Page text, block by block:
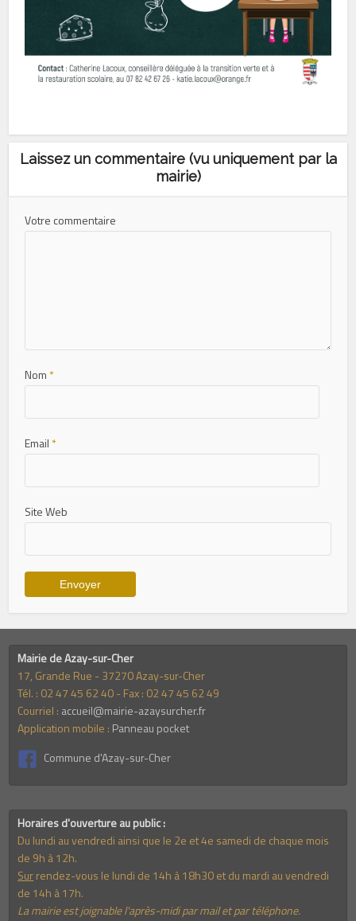
Laissez un commentaire (vu uniquement par la
mairie)
Votre commentaire
Nom *
Email *
Site Web
Mairie de Azay-sur-Cher
17, Grande Rue - 37270 Azay-sur-Cher
Tél. : 02 47 45 62 40 - Fax : 02 47 45 62 49
Courriel : accueil@mairie-azaysurcher.fr
Application mobile : Panneau pocket
Commune d'Azay-sur-Cher
Horaires d'ouverture au public :
Du lundi au vendredi ainsi que le 2e et 4e samedi de chaque mois
de 9h à 12h.
Surrendez-vous le lundi de 14h à 18h30 et du mardi au vendredi
de 14h à 17h.
La mairie est joignable l'après-midi par mail et par téléphone.